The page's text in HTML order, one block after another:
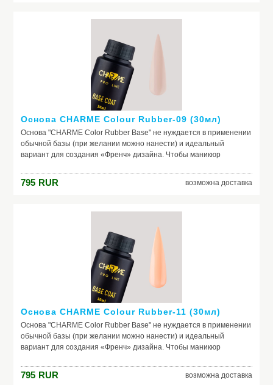
красящих веществ, поможет добиться по-настоящему добротного
красите ногти самостоятельно, основа – ваш самый главный
Основа CHARME Colour Rubber-09 (30мл)
Основа "CHARME Color Rubber Base" не нуждается в применении
обычной базы (при желании можно нанести) и идеальный
вариант для создания «Френч» дизайна. Чтобы маникюр
лака и ногтевой пластины. Базовое покрытие выравнивает
природный тон, маскирует неровности ногтя и его естественное
красящих веществ, поможет добиться по-настоящему добротного
красите ногти самостоятельно, основа – ваш самый главный
795 RUR возможна доставка
Основа CHARME Colour Rubber-11 (30мл)
Основа "CHARME Color Rubber Base" не нуждается в применении
обычной базы (при желании можно нанести) и идеальный
вариант для создания «Френч» дизайна. Чтобы маникюр
лака и ногтевой пластины. Базовое покрытие выравнивает
природный тон, маскирует неровности ногтя и его естественное
795 RUR возможна доставка